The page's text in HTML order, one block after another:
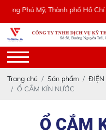
Mỹ, Thành phố Hồ Chí Minh
Trang chủ Sản phẩm ĐIỆN
Ổ CẮM KÍN NƯỚC
Ổ CẮM